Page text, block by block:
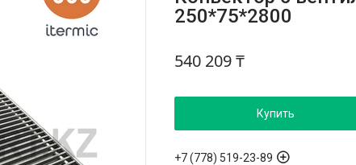
250*75*2800
540 209 ₸
Купить
+7 (778) 519-23-89